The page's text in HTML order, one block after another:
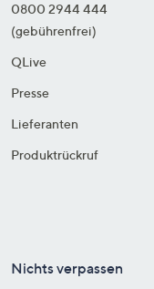
0800 2944 444
(gebührenfrei)
QLive
Presse
Lieferanten
Produktrückruf
Nichts verpassen